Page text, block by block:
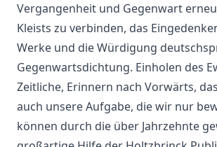
Vergangenheit und Gegenwart
Kleists zu verbinden, das
Werke und die Würdigung
Gegenwartsdichtung. Einholen des
Zeitliche, Erinnern nach Vorwärts,
auch unsere Aufgabe, die wir nur
können durch die über Jahrzehnte